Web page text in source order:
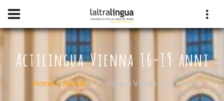
Actilingua Vienna 16-19 anni
Home Scuole Actilingua Vienna 16-19 anni